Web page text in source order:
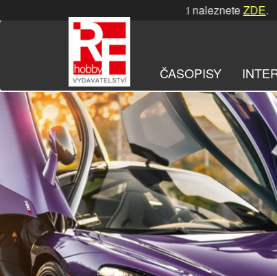
na
soutěž! Podrobnosti naleznete ZDE. |
ČASOPISY